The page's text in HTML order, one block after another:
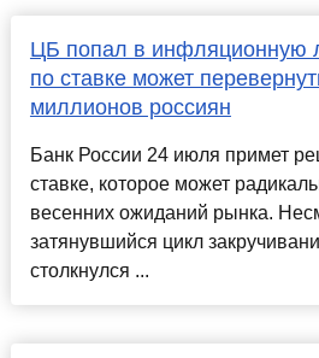
ЦБ попал в инфляционную
по ставке может
миллионов россиян
Банк России 24 июля примет
ставке, которое может
весенних ожиданий рынка.
затянувшийся цикл
столкнулся ...